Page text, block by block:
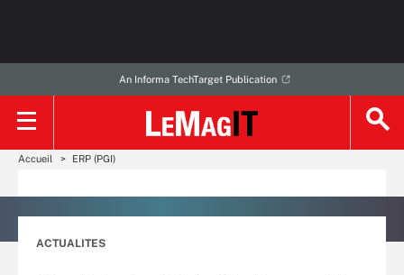
An Informa TechTarget Publication
Accueil ERP (PGI)
ACTUALITES